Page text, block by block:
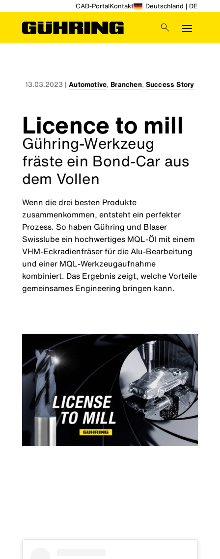
CAD-PortalKontakt Deutschland | DE
13.03.2023 |Automotive,Branchen, Success Story
Licence to mill
Gühring-Werkzeug
fräste ein Bond-Car aus
dem Vollen
Wenn die drei besten Produkte
zusammenkommen, entsteht ein perfekter
Prozess. So haben Gühring und Blaser
Swisslube ein hochwertiges MQL-Öl mit einem
VHM-Eckradienfräser für die Alu-Bearbeitung
und einer MQL-Werkzeugaufnahme
kombiniert. Das Ergebnis zeigt, welche Vorteile
gemeinsames Engineering bringen kann.